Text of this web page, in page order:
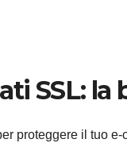
SSL:
proteggere il tuo